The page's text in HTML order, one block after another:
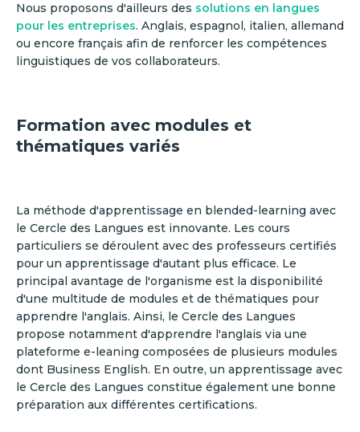
Nous proposons d'ailleurs des solutions en langues
pour les entreprises. Anglais, espagnol, italien, allemand
ou encore français afin de renforcer les compétences
linguistiques de vos collaborateurs.
Formation avec modules et
thématiques variés
La méthode d'apprentissage en blended-learning avec
le Cercle des Langues est innovante. Les cours
particuliers se déroulent avec des professeurs certifiés
pour un apprentissage d'autant plus efficace. Le
principal avantage de l'organisme est la disponibilité
d'une multitude de modules et de thématiques pour
apprendre l'anglais. Ainsi, le Cercle des Langues
propose notamment d'apprendre l'anglais via une
plateforme e-leaning composées de plusieurs modules
dont Business English. En outre, un apprentissage avec
le Cercle des Langues constitue également une bonne
préparation aux différentes certifications.